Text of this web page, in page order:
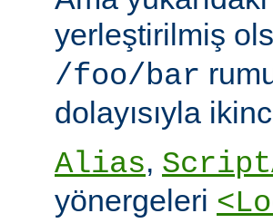
yerleştirilmiş
/foo/bar
dolayısıyla
Alias,
yönergeleri